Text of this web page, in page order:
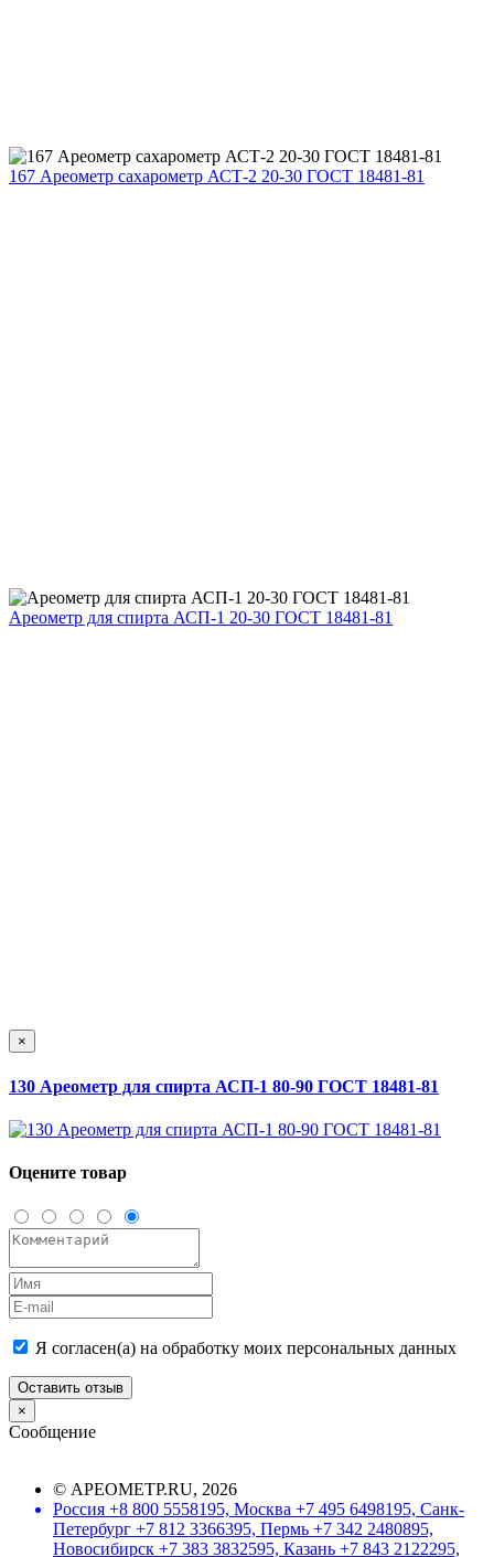
167 Ареометр сахарометр АСТ-2 20-30 ГОСТ 18481-81
Ареометр для спирта АСП-1 20-30 ГОСТ 18481-81
×
130 Ареометр для спирта АСП-1 80-90 ГОСТ 18481-81
Оцените товар
Я согласен(а) на обработку моих персональных данных
Оставить отзыв
×
Сообщение
© АРЕОМЕТР.RU, 2026
Россия +8 800 5558195, Москва +7 495 6498195, Санк-
Петербург +7 812 3366395, Пермь +7 342 2480895,
Новосибирск +7 383 3832595, Казань +7 843 2122295,